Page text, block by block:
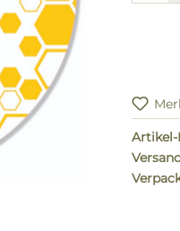
Artikel-